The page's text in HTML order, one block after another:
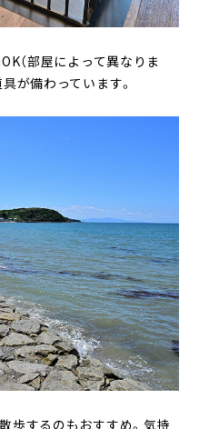
（部屋によって異なりま
が備わっています。
歩するのもおすすめ。気持